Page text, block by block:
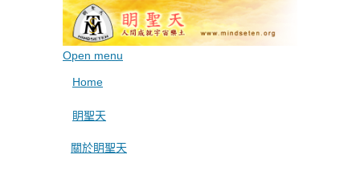
Open menu
Home
眀聖天
關於眀聖天